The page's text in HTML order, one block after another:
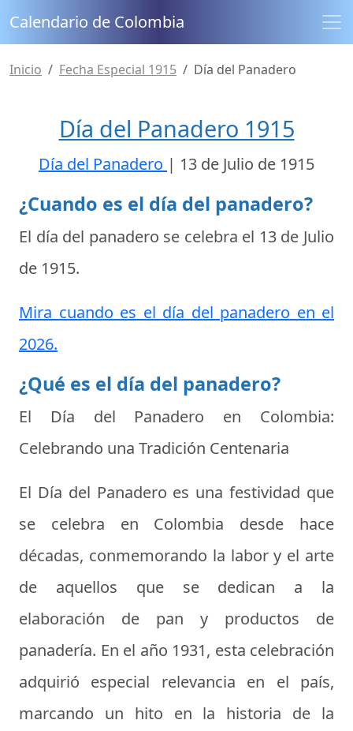
Calendario de Colombia
Inicio Fecha Especial 1915 Día del Panadero
Día del Panadero 1915
Día del Panadero | 13 de Julio de 1915
¿Cuando es el día del panadero?
El día del panadero se celebra el 13 de Julio
de 1915.
Mira cuando es el día del panadero en el
2026.
¿Qué es el día del panadero?
El Día del Panadero en Colombia:
Celebrando una Tradición Centenaria
El Día del Panadero es una festividad que
se celebra en Colombia desde hace
décadas, conmemorando la labor y el arte
de aquellos que se dedican a la
elaboración de pan y productos de
panadería. En el año 1931, esta celebración
adquirió especial relevancia en el país,
marcando un hito en la historia de la